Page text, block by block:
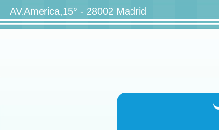
AV.America,15° - 28002